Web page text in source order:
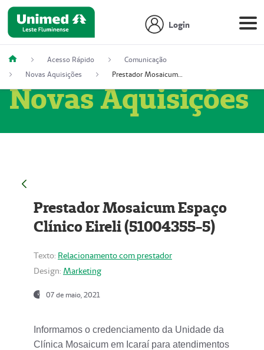
Login
Acesso Rápido
Comunicação
Novas Aquisições
Prestador Mosaicum Espaço Clínico Eireli (51004355-5)
Novas Aquisições
Prestador Mosaicum Espaço
Clínico Eireli (51004355-5)
Texto: Relacionamento com prestador
Design: Marketing
07 de maio, 2021
Informamos o credenciamento da Unidade da
Clínica Mosaicum em Icaraí para atendimentos